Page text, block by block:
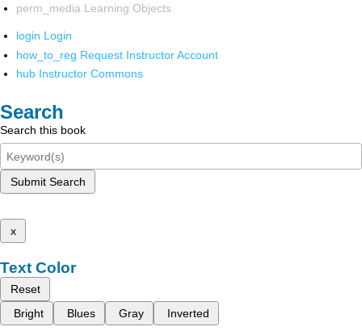
perm_media Learning Objects
login Login
how_to_reg Request Instructor Account
hub Instructor Commons
Search
Search this book
Submit Search
x
Text Color
Reset
Bright
Blues Gray Inverted